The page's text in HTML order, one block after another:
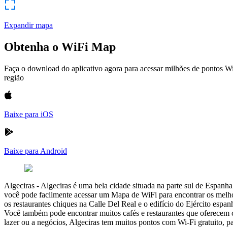
Expandir mapa
Obtenha o WiFi Map
Faça o download do aplicativo agora para acessar milhões de pontos
região
Baixe para iOS
Baixe para Android
Algeciras - Algeciras é uma bela cidade situada na parte sul de
você pode facilmente acessar um Mapa de WiFi para encontrar os
os restaurantes chiques na Calle Del Real e o edifício do Ejército
Você também pode encontrar muitos cafés e restaurantes que
lazer ou a negócios, Algeciras tem muitos pontos com Wi-Fi gratuito,